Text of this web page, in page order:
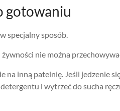
gotowaniu
specjalny sposób.
nie można
na inną patelnię. Jeśli jedzenie
i wytrzeć do sucha